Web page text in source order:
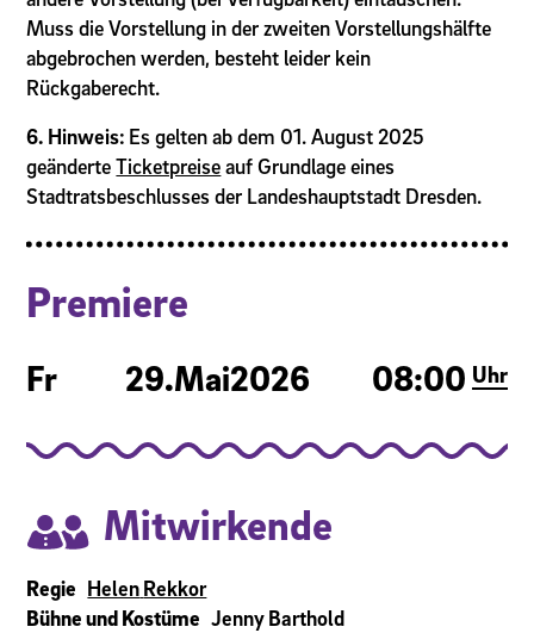
Muss die Vorstellung in der zweiten Vorstellungshälfte
abgebrochen werden, besteht leider kein
Rückgaberecht.
6. Hinweis: Es gelten ab dem 01. August 2025
geänderteTicketpreiseauf Grundlage eines
Stadtratsbeschlusses der Landeshauptstadt Dresden.
Premiere
Fr 29.Mai2026 08:00 Uhr
Mitwirkende
Regie HelenRekkor
Bühne und Kostüme Jenny Barthold